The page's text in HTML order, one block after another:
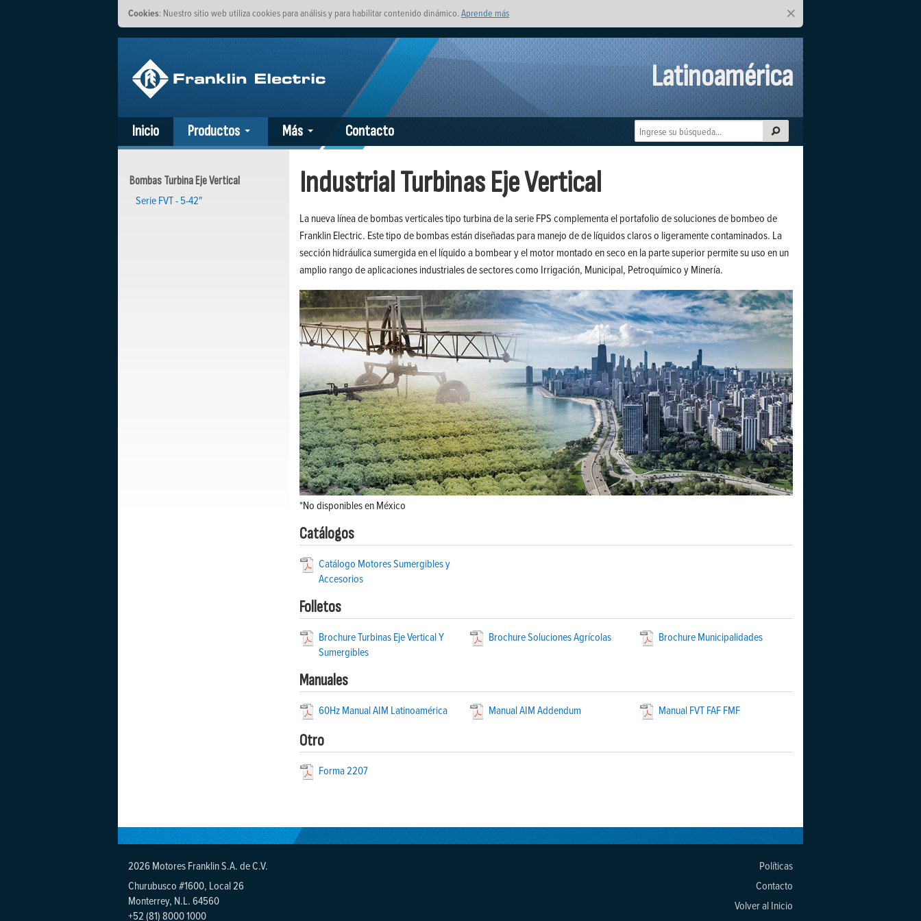
×
Cookies: Nuestro sitio web utiliza cookies para análisis y para habilitar contenido dinámico. Aprende más
Latinoamérica
Inicio Productos Más Contacto
Industrial Turbinas Eje Vertical
La nueva línea de bombas verticales tipo turbina de la serie FPS complementa el portafolio de soluciones de bombeo de
Franklin Electric. Este tipo de bombas están diseñadas para manejo de de líquidos claros o ligeramente contaminados. La
sección hidráulica sumergida en el líquido a bombear y el motor montado en seco en la parte superior permite su uso en un
amplio rango de aplicaciones industriales de sectores como Irrigación, Municipal, Petroquímico y Minería.
*No disponibles en México
Catálogos
Catálogo Motores Sumergibles y
Accesorios
Folletos
Brochure Turbinas Eje Vertical Y
Sumergibles
Brochure Soluciones Agrícolas Brochure Municipalidades
Manuales
60Hz Manual AIM Latinoamérica Manual AIM Addendum Manual FVT FAF FMF
Otro
Forma 2207
Bombas Turbina Eje Vertical
Serie FVT - 5-42"
2026 Motores Franklin S.A. de C.V.
Churubusco #1600, Local 26
Monterrey, N.L. 64560
+52 (81) 8000 1000
Políticas
Contacto
Volver al Inicio